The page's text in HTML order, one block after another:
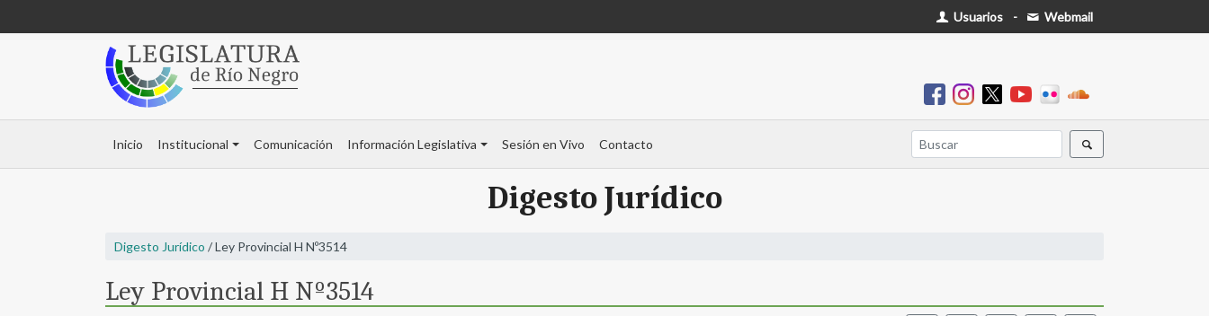
Usuarios - Webmail
Inicio Institucional Comunicación Información Legislativa Sesión en Vivo Contacto
Digesto Jurídico
Digesto Jurídico / Ley Provincial H Nº3514
Ley Provincial H Nº3514